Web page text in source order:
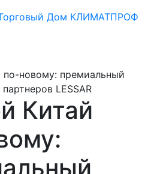
по-новому: премиальный
LESSAR
Китай